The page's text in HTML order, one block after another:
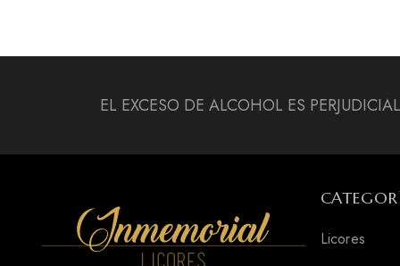
EL EXCESO DE ALCOHOL ES
Licores